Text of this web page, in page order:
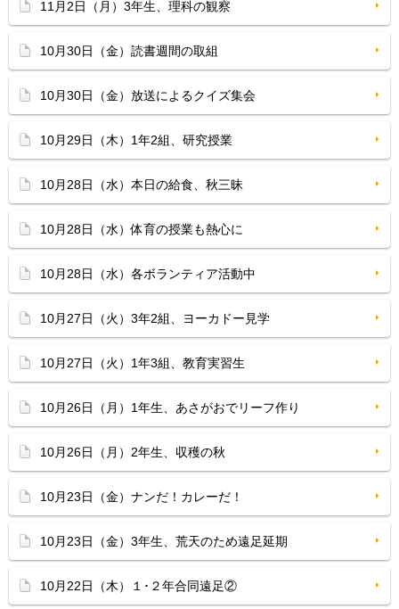
11月2日（月）3年生、理科の観察
10月30日（金）読書週間の取組
10月30日（金）放送によるクイズ集会
10月29日（木）1年2組、研究授業
10月28日（水）本日の給食、秋三昧
10月28日（水）体育の授業も熱心に
10月28日（水）各ボランティア活動中
10月27日（火）3年2組、ヨーカドー見学
10月27日（火）1年3組、教育実習生
10月26日（月）1年生、あさがおでリーフ作り
10月26日（月）2年生、収穫の秋
10月23日（金）ナンだ！カレーだ！
10月23日（金）3年生、荒天のため遠足延期
10月22日（木）１･２年合同遠足②